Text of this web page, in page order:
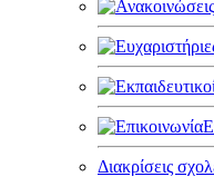
Διακρίσεις